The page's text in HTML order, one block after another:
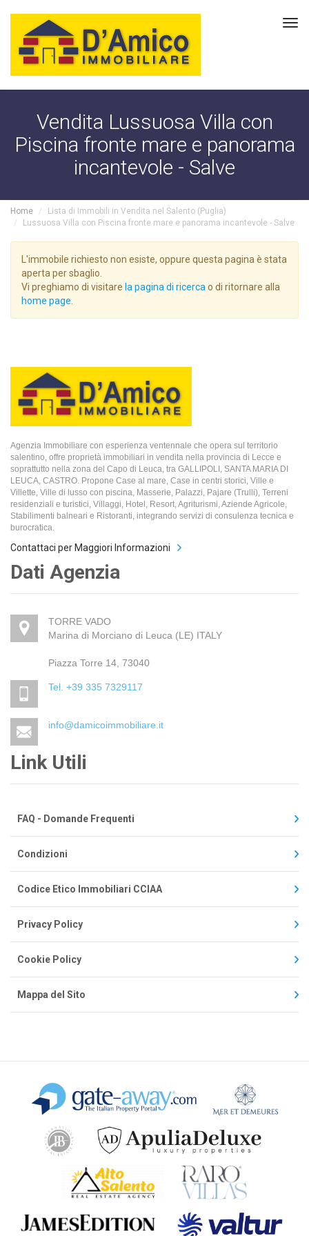
Vendita Lussuosa Villa con
Piscina fronte mare e panorama
incantevole - Salve
Home
Lista di Immobili in Vendita nel Salento (Puglia)
Lussuosa Villa con Piscina fronte mare e panorama incantevole - Salve
L'immobile richiesto non esiste, oppure questa pagina è stata
aperta per sbaglio.
Vi preghiamo di visitare la pagina di ricercao di ritornare alla
home page.
Agenzia Immobiliare con esperienza ventennale che opera sul territorio
salentino, offre proprietà immobiliari in vendita nella provincia di Lecce e
soprattutto nella zona del Capo di Leuca, tra GALLIPOLI, SANTA MARIA DI
LEUCA, CASTRO. Propone Case al mare, Case in centri storici, Ville e
Villette, Ville di lusso con piscina, Masserie, Palazzi, Pajare (Trulli), Terreni
residenziali e turistici, Villaggi, Hotel, Resort, Agriturismi, Aziende Agricole,
Stabilimenti balneari e Ristoranti, integrando servizi di consulenza tecnica e
burocratica.
Contattaci per Maggiori Informazioni
Dati Agenzia
TORRE VADO
Marina di Morciano di Leuca (LE) ITALY
Piazza Torre 14, 73040
Tel. +39 335 7329117
info@damicoimmobiliare.it
Link Utili
FAQ - Domande Frequenti
Condizioni
Codice Etico Immobiliari CCIAA
Privacy Policy
Cookie Policy
Mappa del Sito